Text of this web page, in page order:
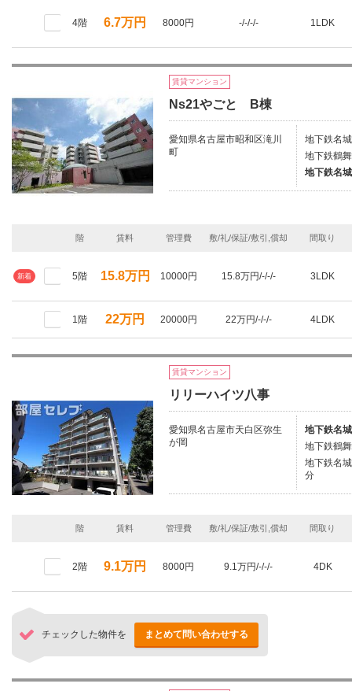
4階 6.7万円 8000円 -/-/-/- 1LDK
賃貸マンション
Ns21やごと B棟
愛知県名古屋市昭和区滝川
町
地下鉄名
地下鉄鶴
地下鉄名
階 賃料 管理費 敷/礼/保証/敷引,償却 間取り
新着 5階 15.8万円 10000円 15.8万円/-/-/- 3LDK
1階 22万円 20000円 22万円/-/-/- 4LDK
賃貸マンション
リリーハイツ八事
愛知県名古屋市天白区弥生
が岡
地下鉄名
地下鉄鶴
地下鉄名
分
階 賃料 管理費 敷/礼/保証/敷引,償却 間取り
2階 9.1万円 8000円 9.1万円/-/-/- 4DK
チェックした物件を まとめて問い合わせする